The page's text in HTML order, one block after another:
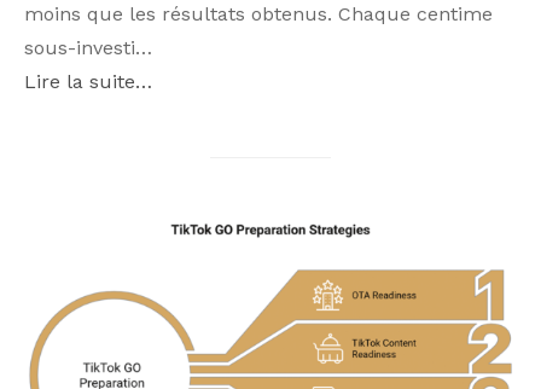
moins que les résultats obtenus. Chaque centime
sous-investi…
Lire la suite…